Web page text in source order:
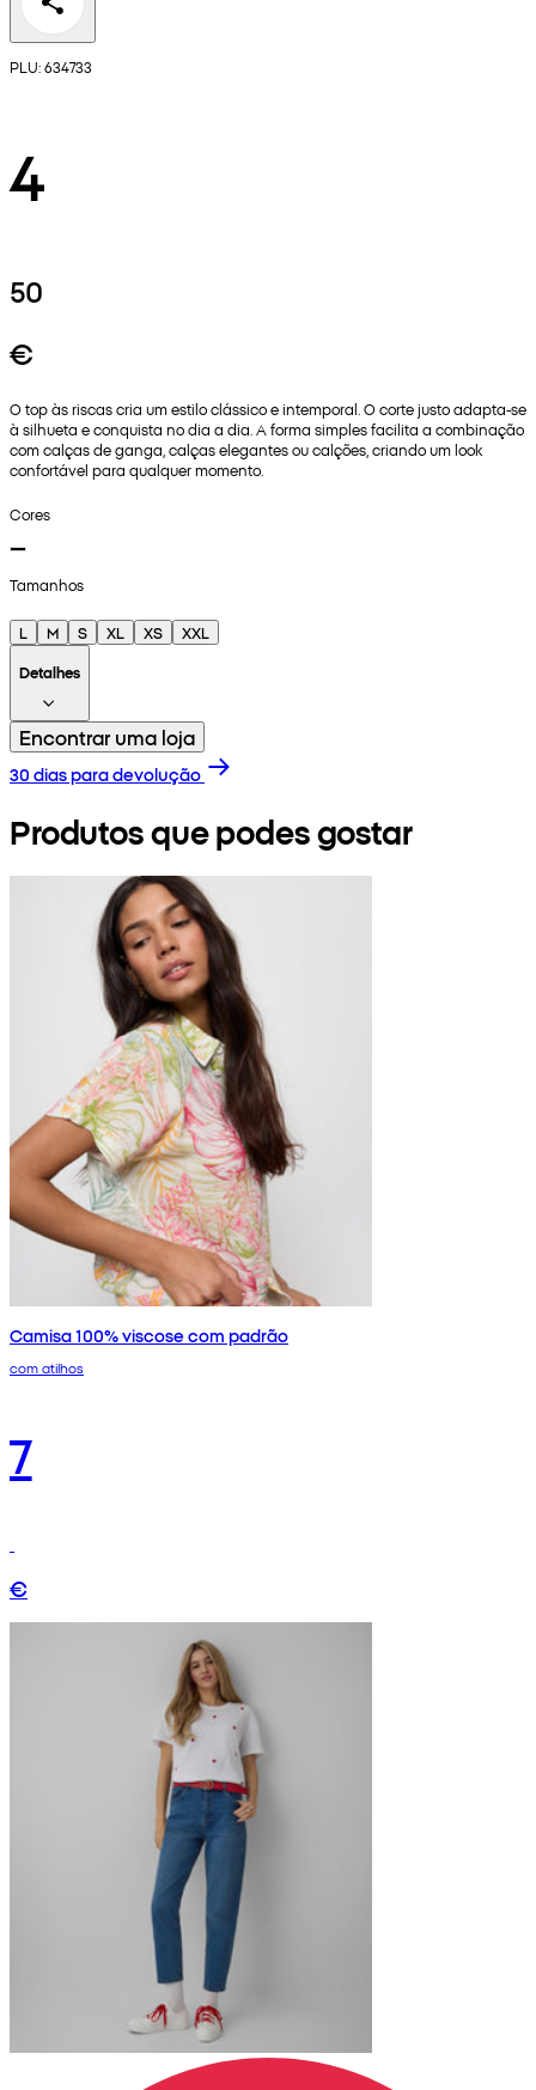
PLU: 634733
4
50
€
O top às riscas cria um estilo clássico e intemporal. O corte justo adapta‑se
à silhueta e conquista no dia a dia. A forma simples facilita a combinação
com calças de ganga, calças elegantes ou calções, criando um look
confortável para qualquer momento.
Cores
Tamanhos
L M S XL XS
XXL
Detalhes
Encontrar uma loja
30 dias para devolução
Produtos que podes gostar
Camisa 100% viscose com padrão
com atilhos
7
€